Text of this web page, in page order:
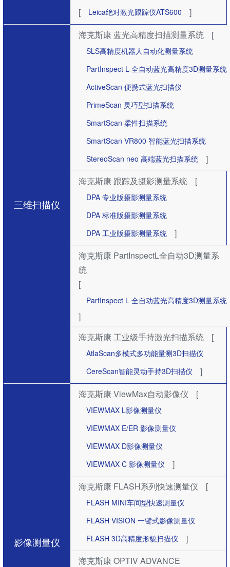
[
Leica绝对激光跟踪仪ATS600 ]
三维扫描仪
海克斯康 蓝光高精度扫描测量系统 [
SLS高精度机器人自动化测量系统
PartInspect L 全自动蓝光高精度3D测量系统
ActiveScan 便携式蓝光扫描仪
PrimeScan 灵巧型扫描系统
SmartScan 柔性扫描系统
SmartScan VR800 智能蓝光扫描系统
StereoScan neo 高端蓝光扫描系统
]
海克斯康 跟踪及摄影测量系统
[
DPA 专业版摄影测量系统
DPA 标准版摄影测量系统
DPA 工业版摄影测量系统
]
海克斯康 PartInspectL全自动3D测量系
统
[
PartInspect L 全自动蓝光高精度3D测量系统
]
海克斯康 工业级手持激光扫描系统
[
AtlaScan多模式多功能量测3D扫描仪
CereScan智能灵动手持3D扫描仪
]
影像测量仪
海克斯康 ViewMax自动影像仪 [
VIEWMAX L影像测量仪
VIEWMAX E/ER 影像测量仪
VIEWMAX D影像测量仪
VIEWMAX C 影像测量仪
]
海克斯康 FLASH系列快速测量仪
[
FLASH MINI车间型快速测量仪
FLASH VISION 一键式影像测量仪
FLASH 3D高精度形貌扫描仪
]
海克斯康 OPTIV ADVANCE